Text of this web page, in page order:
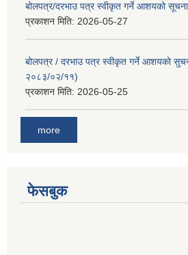
बोलपत्र/दरभाउ पत्र स्वीकृत गर्ने आशयको
प्रकाशन मिति: 2026-05-27
बोलपत्र / दरभाउ पत्र स्वीकृत गर्ने आशयको
२०८३/०२/११)
प्रकाशन मिति: 2026-05-25
more
फेसबुक